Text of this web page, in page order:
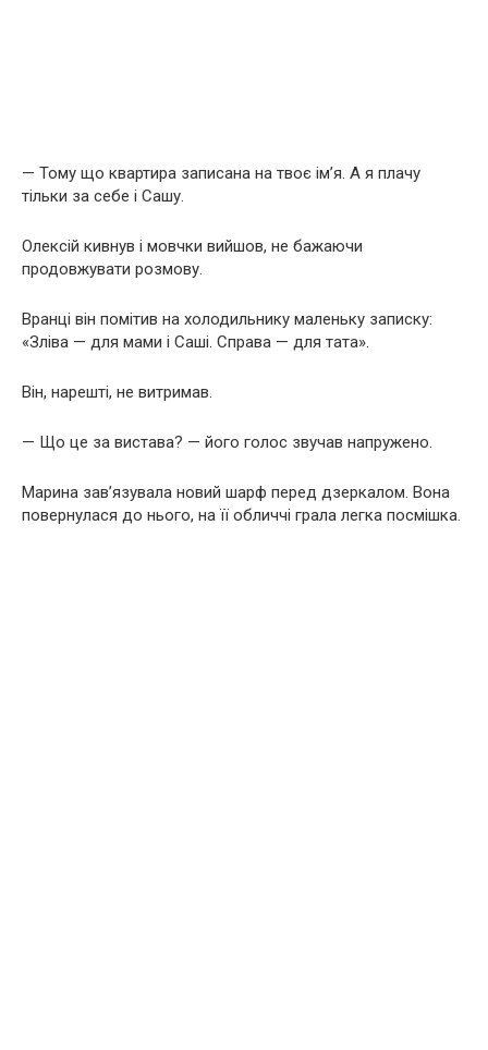
— Тому що квартира записана на твоє ім’я. А я плачу
тільки за себе і Сашу.
Олексій кивнув і мовчки вийшов, не бажаючи
продовжувати розмову.
Вранці він помітив на холодильнику маленьку записку:
«Зліва — для мами і Саші. Справа — для тата».
Він, нарешті, не витримав.
— Що це за вистава? — його голос звучав напружено.
Марина зав’язувала новий шарф перед дзеркалом. Вона
повернулася до нього, на її обличчі грала легка посмішка.